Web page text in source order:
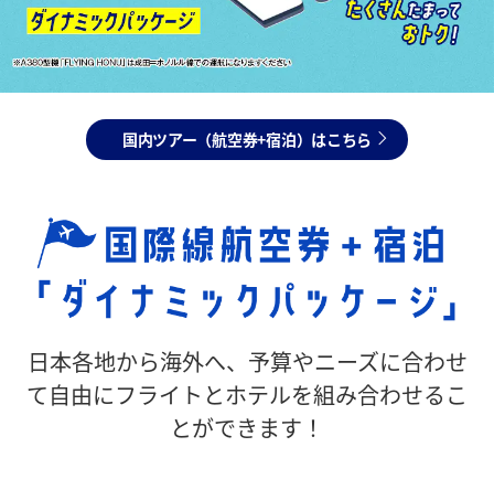
国内ツアー（航空券+宿泊）はこちら
日本各地から海外へ、予算やニーズに合わせ
て自由にフライトとホテルを組み合わせるこ
とができます！